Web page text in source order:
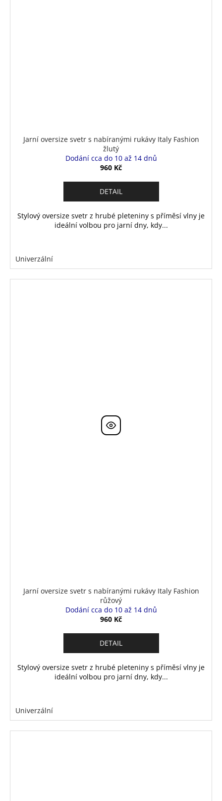
Jarní oversize svetr s nabíranými rukávy Italy Fashion
žlutý
Dodání cca do 10 až 14 dnů
960 Kč
DETAIL
Stylový oversize svetr z hrubé pleteniny s příměsí vlny je
ideální volbou pro jarní dny, kdy...
Univerzální
Jarní oversize svetr s nabíranými rukávy Italy Fashion
růžový
Dodání cca do 10 až 14 dnů
960 Kč
DETAIL
Stylový oversize svetr z hrubé pleteniny s příměsí vlny je
ideální volbou pro jarní dny, kdy...
Univerzální